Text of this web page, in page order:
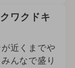
ワクドキ
近くまでや
んなで盛り